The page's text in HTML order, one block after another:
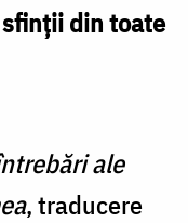
din toate
ale
, traducere